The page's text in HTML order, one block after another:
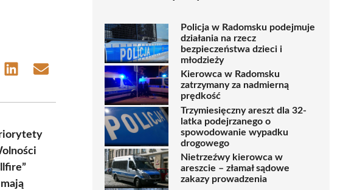
Share Share
Policja w Radomsku podejmuje
działania na rzecz
bezpieczeństwa dzieci i
młodzieży
Kierowca w Radomsku
zatrzymany za nadmierną
prędkość
Trzymiesięczny areszt dla 32-
latka podejrzanego o
spowodowanie wypadku
drogowego
Nietrzeźwy kierowca w
areszcie – złamał sądowe
zakazy prowadzenia